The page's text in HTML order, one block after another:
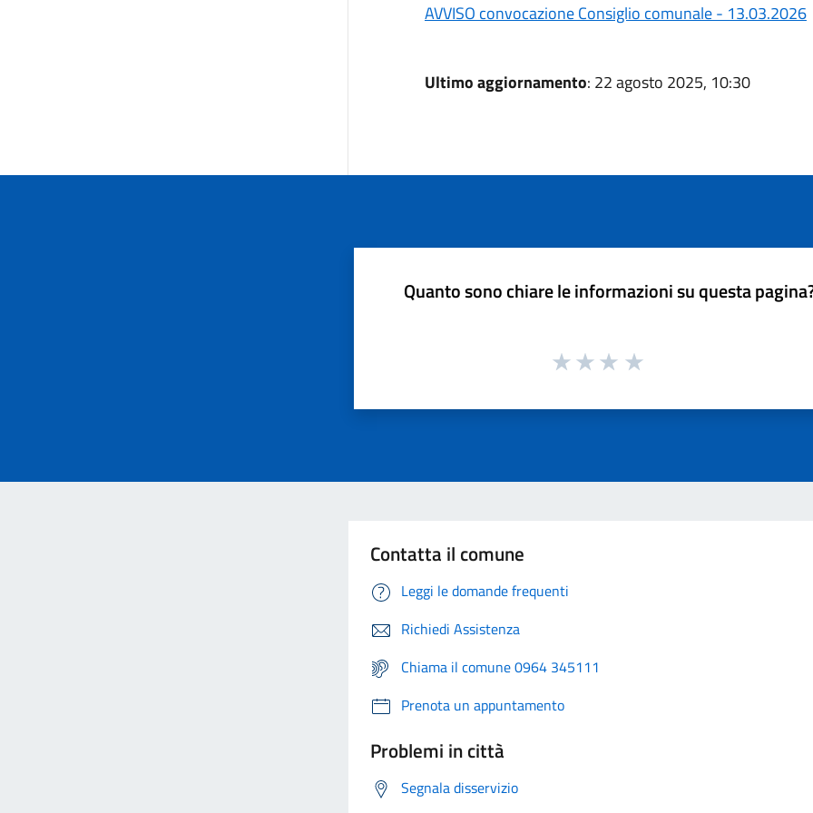
AVVISO convocazione Consiglio comunale - 13.03.2026
Ultimo aggiornamento: 22 agosto 2025, 10:30
Quanto sono chiare le informazioni su questa
Contatta il comune
Leggi le domande frequenti
Richiedi Assistenza
Chiama il comune 0964 345111
Prenota un appuntamento
Problemi in città
Segnala disservizio